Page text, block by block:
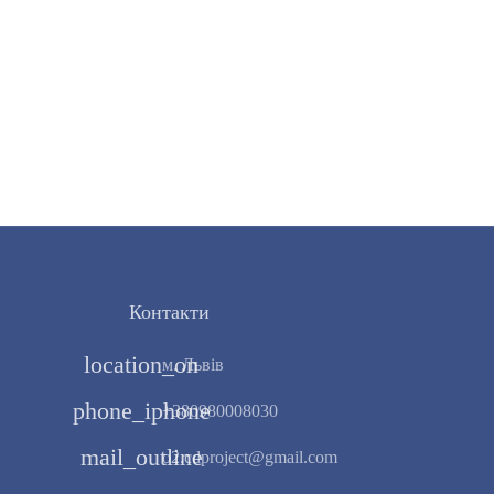
Контакти
location_on
м. Львів
phone_iphone+380980008030
mail_outlineo2.cdproject@gmail.com